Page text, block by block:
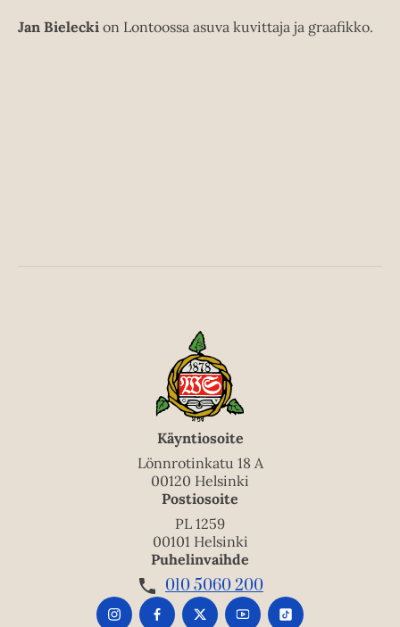
e
Jan Bielecki on Lontoossa asuva kuvittaja ja graafikko.
Käyntiosoite
Lönnrotinkatu 18 A
00120 Helsinki
Postiosoite
PL 1259
00101 Helsinki
Puhelinvaihde
010 5060 200